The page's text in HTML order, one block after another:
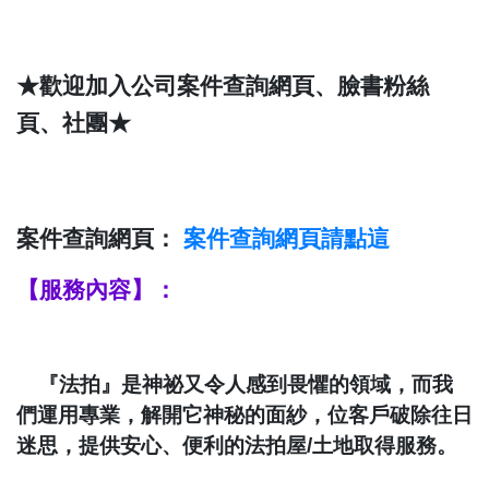
★歡迎加入公司案件查詢網頁、臉書粉絲
頁、社團★
案件查詢網頁： 案件查詢網頁請點這
【服務內容】：
『法拍』是神祕又令人感到畏懼的領域，而我
們運用專業，解開它神秘的面紗，位客戶破除往日
迷思，提供安心、便利的法拍屋/土地取得服務。